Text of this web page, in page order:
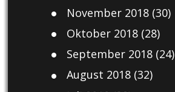
November 2018(30)
Oktober 2018(28)
September 2018(24)
August 2018(32)